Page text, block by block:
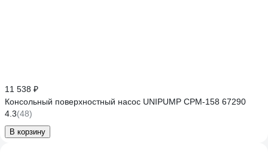
11 538 ₽
Консольный поверхностный насос UNIPUMP CPM-158 67290
4.3(48)
В корзину